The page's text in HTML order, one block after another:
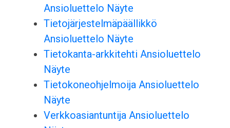
Ansioluettelo Näyte
Tietojärjestelmäpäällikkö
Ansioluettelo Näyte
Tietokanta-arkkitehti Ansioluettelo
Näyte
Tietokoneohjelmoija Ansioluettelo
Näyte
Verkkoasiantuntija Ansioluettelo